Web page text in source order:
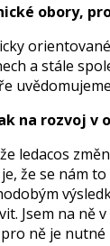
obory,
a stále
na rozvoj v
ledacos
že se nám
Jsem na
ně je